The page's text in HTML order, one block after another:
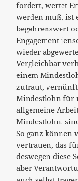
fordert, wertet
werden muß, ist
begehrenswert
Engagement
wieder
Vergleichbar
einem
zutraut,
Mindestlohn für
allgemeine
Mindestlohn,
So ganz können
vertrauen, das
deswegen diese
aber